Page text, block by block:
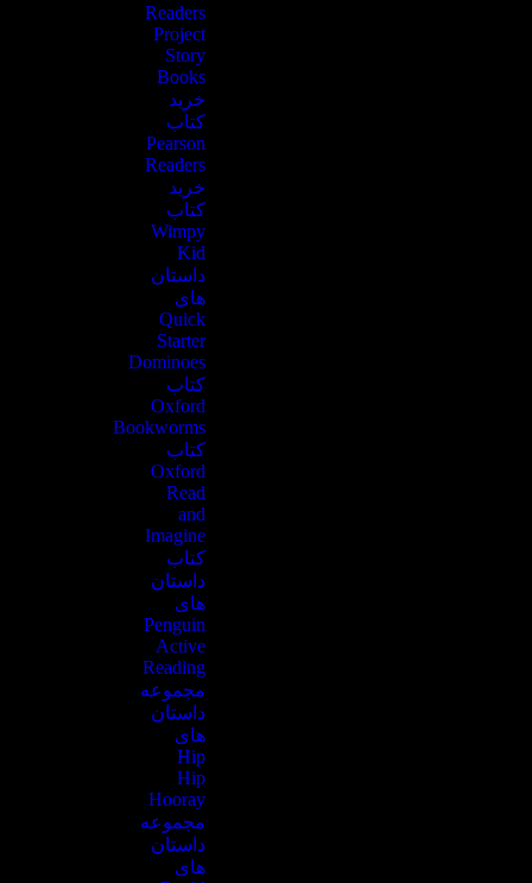
Readers
Project
Story
Books
خرید
کتاب
Pearson
Readers
خرید
کتاب
Wimpy
Kid
داستان
های
Quick
Starter
Dominoes
کتاب
Oxford
Bookworms
کتاب
Oxford
Read
and
Imagine
کتاب
داستان
های
Penguin
Active
Reading
مجموعه
داستان
های
Hip
Hip
Hooray
مجموعه
داستان
های